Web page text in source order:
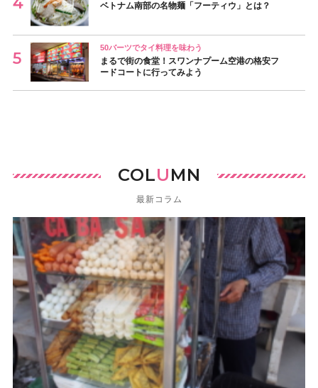
ベトナム南部の名物麺「フーティウ」とは？
50バーツでタイ料理を味わう
まるで街の食堂！スワンナプーム空港の格安フ
ードコートに行ってみよう
COLUMN
最新コラム